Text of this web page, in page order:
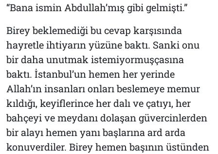
“Bana ismin Abdullah’mış gibi gelmişti.”
Birey beklemediği bu cevap karşısında
hayretle ihtiyarın yüzüne baktı. Sanki onu
bir daha unutmak istemiyormuşçasına
baktı. İstanbul’un hemen her yerinde
Allah’ın insanları onları beslemeye memur
kıldığı, keyiflerince her dalı ve çatıyı, her
bahçeyi ve meydanı dolaşan güvercinlerden
bir alayı hemen yanı başlarına ard arda
konuverdiler. Birey hemen başının üstünden